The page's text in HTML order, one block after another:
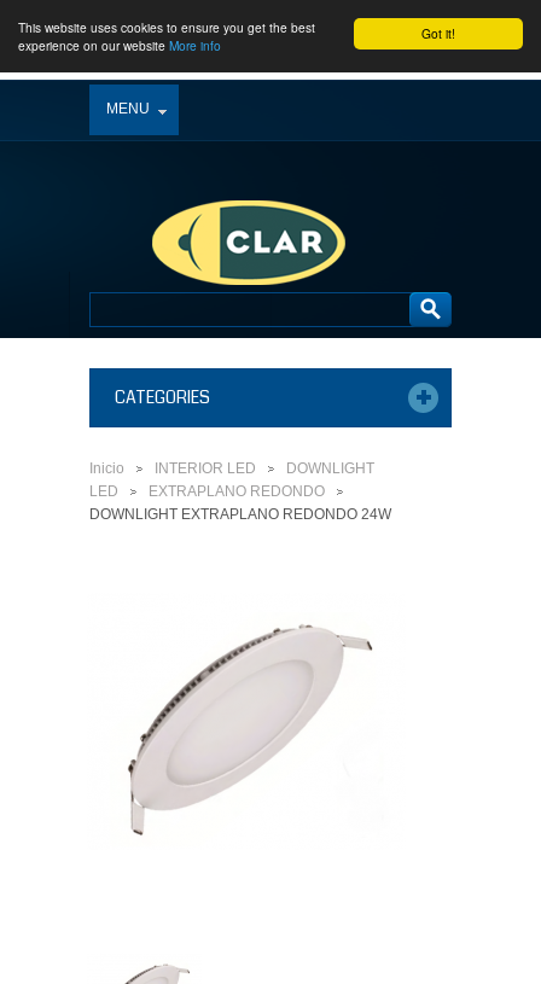
Got it!
This website uses cookies to ensure you get the best
experience on our website More info
MENU
CATEGORIES
Inicio
INTERIOR LED
>
DOWNLIGHT
LED
>
EXTRAPLANO REDONDO
>
DOWNLIGHT EXTRAPLANO REDONDO 24W